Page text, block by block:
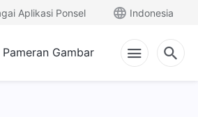
Aplikasi Ponsel Indonesia
Pameran Gambar